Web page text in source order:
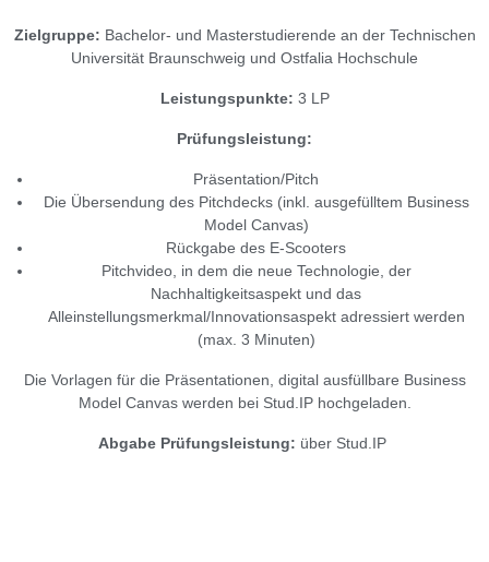
Zielgruppe: Bachelor- und Masterstudierende an der Technischen
Universität Braunschweig und Ostfalia Hochschule
Leistungspunkte: 3 LP
Prüfungsleistung:
Präsentation/Pitch
Die Übersendung des Pitchdecks (inkl. ausgefülltem Business
Model Canvas)
Rückgabe des E-Scooters
Pitchvideo, in dem die neue Technologie, der
Nachhaltigkeitsaspekt und das
Alleinstellungsmerkmal/Innovationsaspekt adressiert werden
(max. 3 Minuten)
Die Vorlagen für die Präsentationen, digital ausfüllbare Business
Model Canvas werden bei Stud.IP hochgeladen.
Abgabe Prüfungsleistung: über Stud.IP